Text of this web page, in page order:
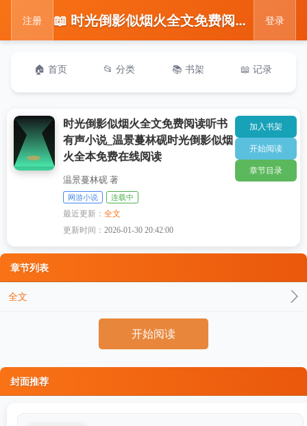
注册 📖 时光倒影似烟火全文免费阅读听书有声小说_温景蔓林砚时光倒影似烟火全本免费在线阅读 登录
🏠 首页 📂 分类 📚 书架 📖 记录
时光倒影似烟火全文免费阅读听书
有声小说_温景蔓林砚时光倒影似烟
火全本免费在线阅读
温景蔓林砚 著
网游小说 连载中
最近更新：全文
更新时间：2026-01-30 20:42:00
加入书架
开始阅读
章节目录
章节列表
全文
开始阅读
封面推荐